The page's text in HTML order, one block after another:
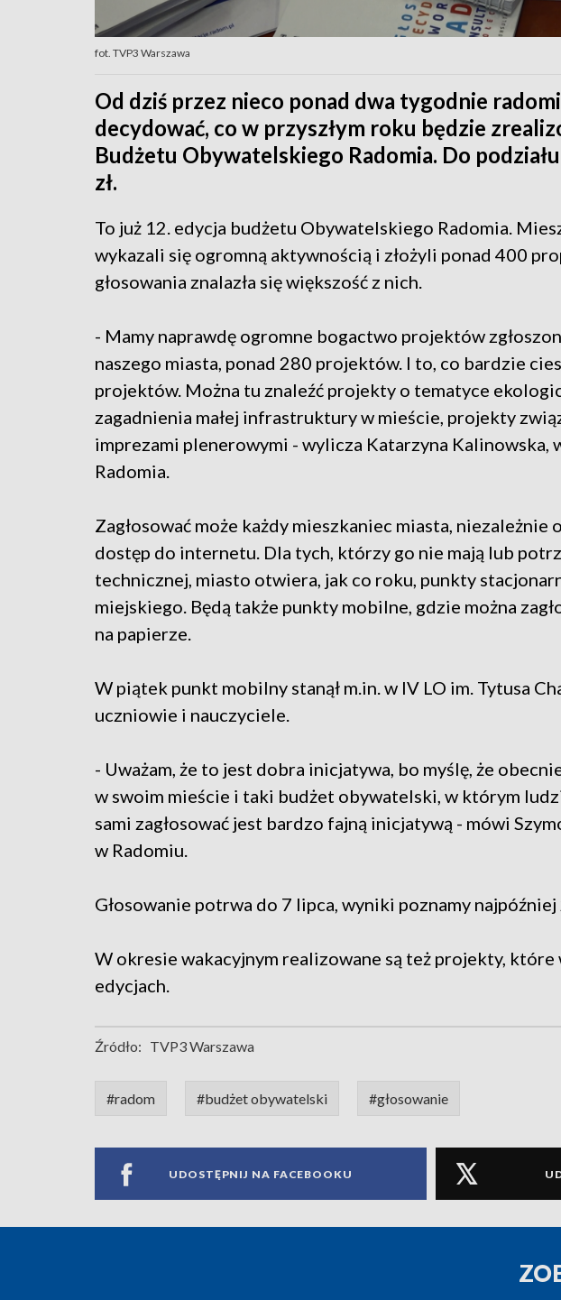
fot. TVP3 Warszawa
Od dziś przez nieco ponad dwa tygodnie
decydować, co w przyszłym roku będzie
Budżetu Obywatelskiego Radomia. Do
zł.
To już 12. edycja budżetu Obywatelskiego Radomia.
wykazali się ogromną aktywnością i złożyli ponad 400
głosowania znalazła się większość z nich.
- Mamy naprawdę ogromne bogactwo projektów
naszego miasta, ponad 280 projektów. I to, co bardzie
projektów. Można tu znaleźć projekty o tematyce
zagadnienia małej infrastruktury w mieście, projekty
imprezami plenerowymi - wylicza Katarzyna Kalinowska,
Radomia.
Zagłosować może każdy mieszkaniec miasta, niezależnie
dostęp do internetu. Dla tych, którzy go nie mają lub
technicznej, miasto otwiera, jak co roku, punkty
miejskiego. Będą także punkty mobilne, gdzie można
na papierze.
W piątek punkt mobilny stanął m.in. w IV LO im. Tytusa
uczniowie i nauczyciele.
- Uważam, że to jest dobra inicjatywa, bo myślę, że
w swoim mieście i taki budżet obywatelski, w którym
sami zagłosować jest bardzo fajną inicjatywą - mówi
w Radomiu.
Głosowanie potrwa do 7 lipca, wyniki poznamy
W okresie wakacyjnym realizowane są też projekty, które
edycjach.
Źródło: TVP3 Warszawa
#radom #budżet obywatelski #głosowanie
UDOSTĘPNIJ NA FACEBOOKU